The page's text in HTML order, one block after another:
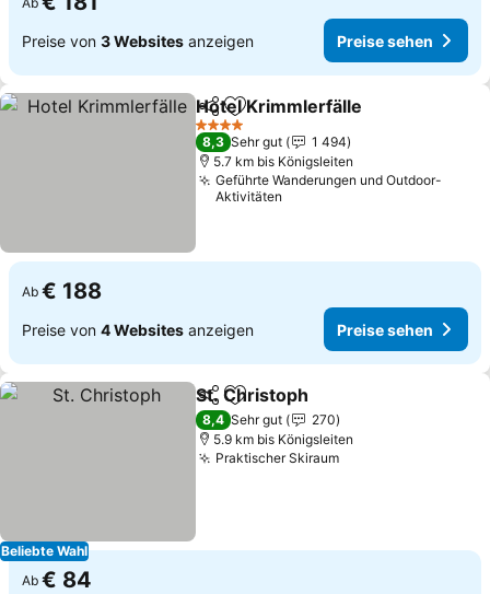
Preise von 3 Websites anzeigen Preise sehen
TeilenZu Favoriten hinzufügen
Hotel Krimmlerfälle
4 Sterne
8,3 Sehr gut
1 494
5.7 km bis Königsleiten
Geführte Wanderungen und Outdoor-
Aktivitäten
Ab € 188
Preise von 4 Websites anzeigen Preise sehen
Beliebte Wahl
TeilenZu Favoriten hinzufügen
St. Christoph
8,4 Sehr gut
270
5.9 km bis Königsleiten
Praktischer SkiraumPreise sehen
Ab € 84